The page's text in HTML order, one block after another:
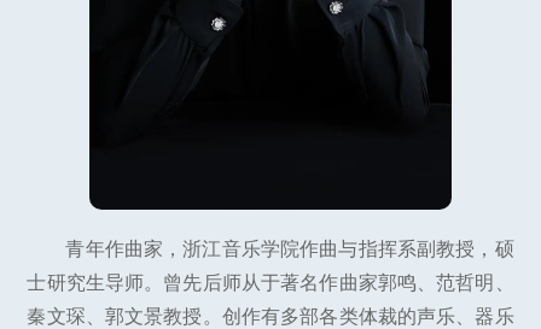
青年作曲家，浙江音乐学院作曲与指挥系副教授，硕
士研究生导师。曾先后师从于著名作曲家郭鸣、范哲明、
秦文琛、郭文景教授。创作有多部各类体裁的声乐、器乐